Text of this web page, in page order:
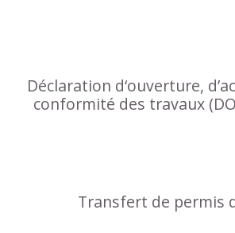
Déclaration d‘ouverture,
conformité des travaux
Transfert de permis